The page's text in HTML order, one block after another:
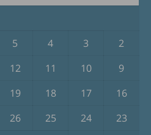
2
3
4
5
9
10
11
12
16
17
18
19
23
24
25
26